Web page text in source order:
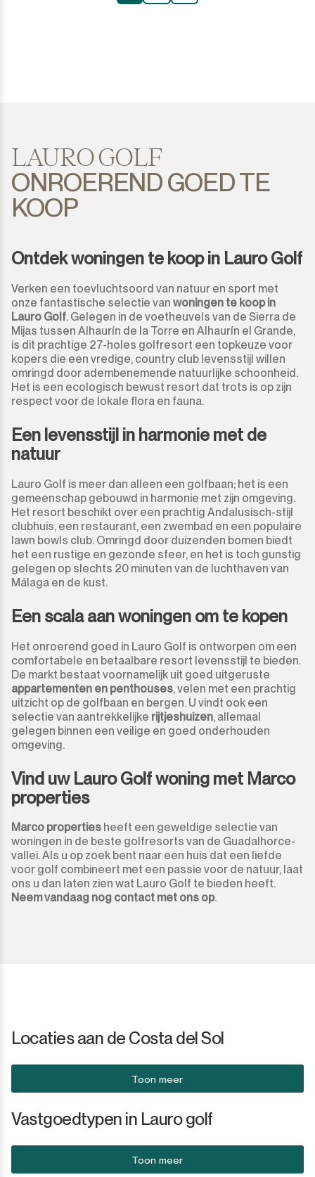
LAURO GOLF
ONROEREND GOED TE
KOOP
Ontdek woningen te koop in Lauro Golf
Verken een toevluchtsoord van natuur en sport met
onze fantastische selectie van woningen te koop in
Lauro Golf. Gelegen in de voetheuvels van de Sierra de
Mijas tussen Alhaurín de la Torre en Alhaurín el Grande,
is dit prachtige 27-holes golfresort een topkeuze voor
kopers die een vredige, country club levensstijl willen
omringd door adembenemende natuurlijke schoonheid.
Het is een ecologisch bewust resort dat trots is op zijn
respect voor de lokale flora en fauna.
Een levensstijl in harmonie met de
natuur
Lauro Golf is meer dan alleen een golfbaan; het is een
gemeenschap gebouwd in harmonie met zijn omgeving.
Het resort beschikt over een prachtig Andalusisch-stijl
clubhuis, een restaurant, een zwembad en een populaire
lawn bowls club. Omringd door duizenden bomen biedt
het een rustige en gezonde sfeer, en het is toch gunstig
gelegen op slechts 20 minuten van de luchthaven van
Málaga en de kust.
Een scala aan woningen om te kopen
Het onroerend goed in Lauro Golf is ontworpen om een
comfortabele en betaalbare resort levensstijl te bieden.
De markt bestaat voornamelijk uit goed uitgeruste
appartementen en penthouses, velen met een prachtig
uitzicht op de golfbaan en bergen. U vindt ook een
selectie van aantrekkelijke rijtjeshuizen, allemaal
gelegen binnen een veilige en goed onderhouden
omgeving.
Vind uw Lauro Golf woning met Marco
properties
Marco properties heeft een geweldige selectie van
woningen in de beste golfresorts van de Guadalhorce-
vallei. Als u op zoek bent naar een huis dat een liefde
voor golf combineert met een passie voor de natuur, laat
ons u dan laten zien wat Lauro Golf te bieden heeft.
Neem vandaag nog contact met ons op.
Locaties aan de Costa del Sol
Toon meer
Vastgoedtypen in Lauro golf
Toon meer